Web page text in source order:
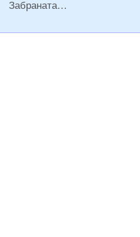
Забраната за водата во Гостивар останува на сила, операторите да користат само технички безбедна вода